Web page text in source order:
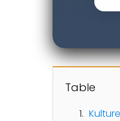
Table